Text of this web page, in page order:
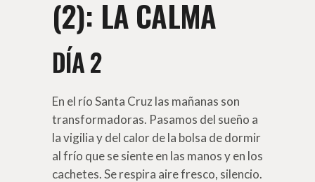
(2): LA CALMA
DÍA 2
En el río Santa Cruz las mañanas son
transformadoras. Pasamos del sueño a
la vigilia y del calor de la bolsa de dormir
al frío que se siente en las manos y en los
cachetes. Se respira aire fresco, silencio.